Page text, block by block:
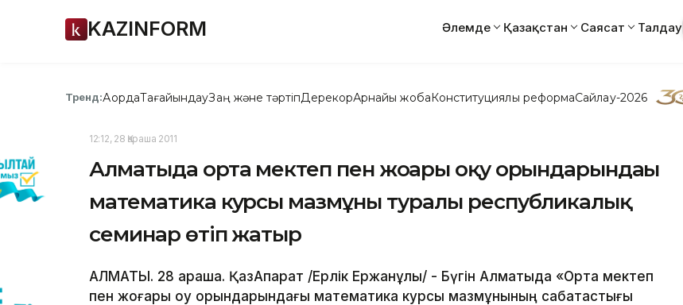
KAZINFORM Әлемде Қазақстан Саясат Талдау
Тренд:АқордаТағайындауЗаң және тәртіпДерекқорАрнайы жобаКонституциялық реформаСайлау-2026
12:12, 28 Қараша 2011
Алматыда орта мектеп пен жоғары оқу орындарындағы
математика курсы мазмұны туралы республикалық
семинар өтіп жатыр
АЛМАТЫ. 28 қараша. ҚазАқпарат /Ерлік Ержанұлы/ - Бүгін Алматыда «Орта мектеп
пен жоғары оқу орындарындағы математика курсы мазмұнының сабақтастығы